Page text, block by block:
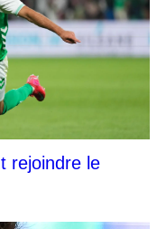
rejoindre le